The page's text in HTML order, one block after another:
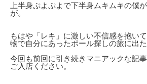
上半身ぷよぷよで下半身ムキムキの僕
が。
もはや「レキ」に激しい不信感を抱い
物で自分にあったポール探しの旅に出た
今回も前回に引き続きマニアックな記
ご入店ください。